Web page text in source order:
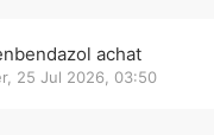
achat
, 25 Jul 2026, 03:50